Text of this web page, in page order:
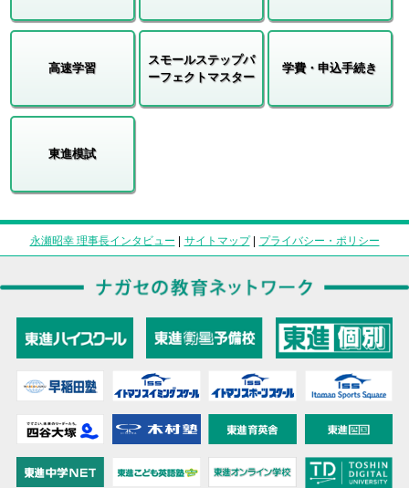
高速学習
スモールステップパ
ーフェクトマスター
学費・申込手続き
東進模試
永瀬昭幸 理事長インタビュー サイトマップ| プライバシー・ポリシー